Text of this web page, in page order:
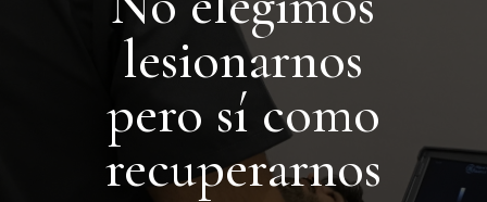
lesionarnos
pero sí como
recuperarnos